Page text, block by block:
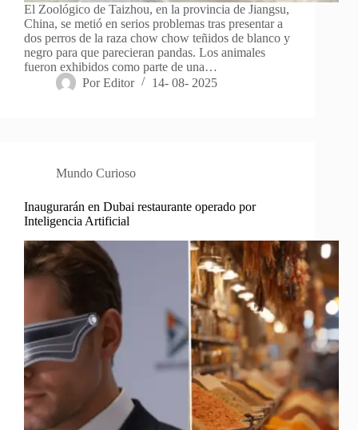
El Zoológico de Taizhou, en la provincia de Jiangsu,
China, se metió en serios problemas tras presentar a
dos perros de la raza chow chow teñidos de blanco y
negro para que parecieran pandas. Los animales
fueron exhibidos como parte de una…
Por Editor 14- 08- 2025
Mundo Curioso
Inaugurarán en Dubai restaurante operado por
Inteligencia Artificial